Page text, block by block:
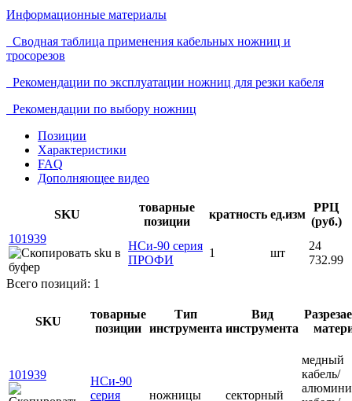
Информационные материалы
Сводная таблица применения кабельных ножниц и
тросорезов
Рекомендации по эксплуатации ножниц для резки кабеля
Рекомендации по выбору ножниц
Позиции
Характеристики
FAQ
Дополняющее видео
SKU
товарные
позиции
кратность ед.изм
РРЦ
(руб.)
101939
НСи-90 серия
ПРОФИ
1 шт
24
732.99
Всего позиций: 1
SKU
товарные
позиции
Тип
инструмента
Вид
инструмента
101939
НСи-90
серия
ножницы секторный
медный
кабель/